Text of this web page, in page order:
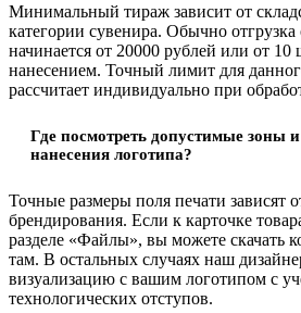
Минимальный тираж зависит от
категории сувенира. Обычно
начинается от 20000 рублей или от 10
нанесением. Точный лимит для
рассчитает индивидуально при
Где посмотреть допустимые зоны
нанесения логотипа?
Точные размеры поля печати зависят
брендирования. Если к карточке
разделе «Файлы», вы можете скачать
там. В остальных случаях наш
визуализацию с вашим логотипом с
технологических отступов.